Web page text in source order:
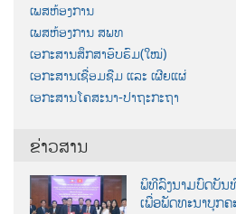
ເພສຫ້ອງການ
ເພສຫ້ອງການ ສພທ
ເອກະສານສຶກສາອົບຮົມ(ໃໝ່)
ເອກະສານເຊື່ອມຊືມ ແລະ ເຜີຍແຜ່
ເອກະສານໂຄສະນາ-ປາຖະກະຖາ
ຂ່າວສານ
ພິທີລົງນາມບົດບັນ
ເພື່ອພັດທະນາບຸກ